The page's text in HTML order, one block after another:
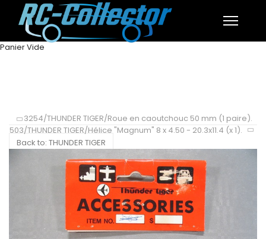
Panier Vide
3254/THUNDER TIGER/Roue en caoutchouc 50 mm (1 paire).
503/THUNDER TIGER/Hélice "Magnum" 8 x 4.50 - 20.3x11.4 (x 1).
Back to: THUNDER TIGER